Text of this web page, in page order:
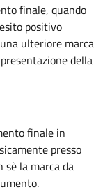
finale, quando
positivo
ulteriore marca
della
finale in
presso
la marca da